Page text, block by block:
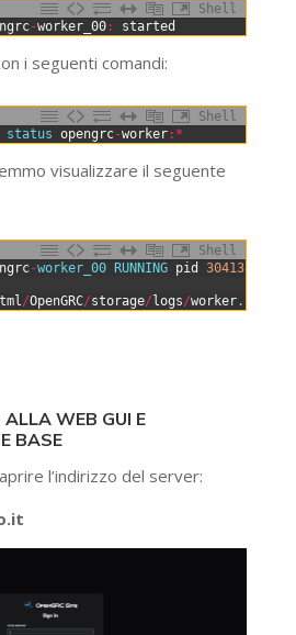
Shell
-worker_00: started
i seguenti comandi:
Shell
status opengrc-worker: *
visualizzare il seguente
Shell
-worker_00 RUNNING pid 30413,
/OpenGRC/storage/ logs/worker.log
WEB GUI E
BASE
l’indirizzo del server: